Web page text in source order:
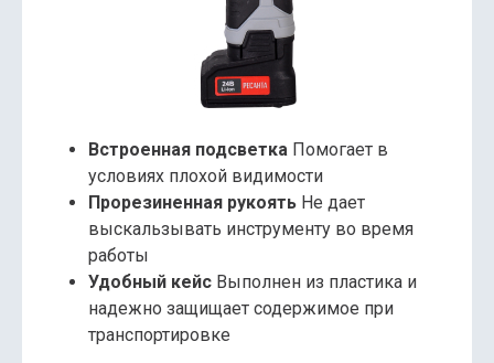
Встроенная подсветка Помогает в
условиях плохой видимости
Прорезиненная рукоять Не дает
выскальзывать инструменту во время
работы
Удобный кейс Выполнен из пластика и
надежно защищает содержимое при
транспортировке